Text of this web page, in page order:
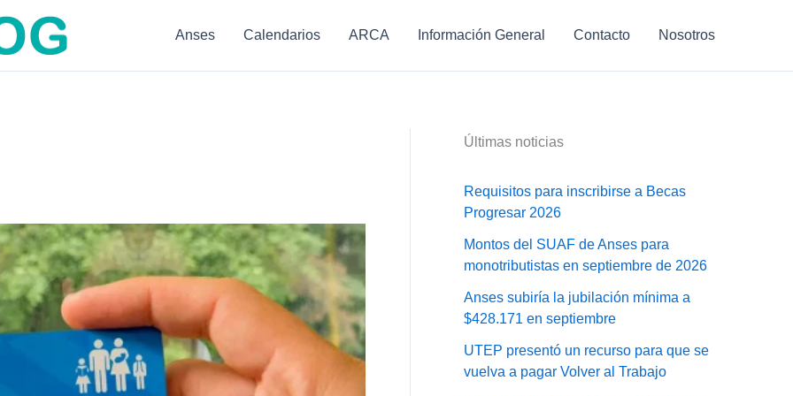
Anses Calendarios ARCA Información General Contacto Nosotros
Últimas noticias
Requisitos para inscribirse a Becas
Progresar 2026
Montos del SUAF de Anses para
monotributistas en septiembre de 2026
Anses subiría la jubilación mínima a
$428.171 en septiembre
UTEP presentó un recurso para que se
vuelva a pagar Volver al Trabajo